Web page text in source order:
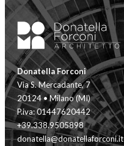
Donatella Forconi
Via S. Mercadante, 7
20124 • Milano (MI)
P.iva: 01447620442
+39.338.9505898
donatella@donatellaforconi.it